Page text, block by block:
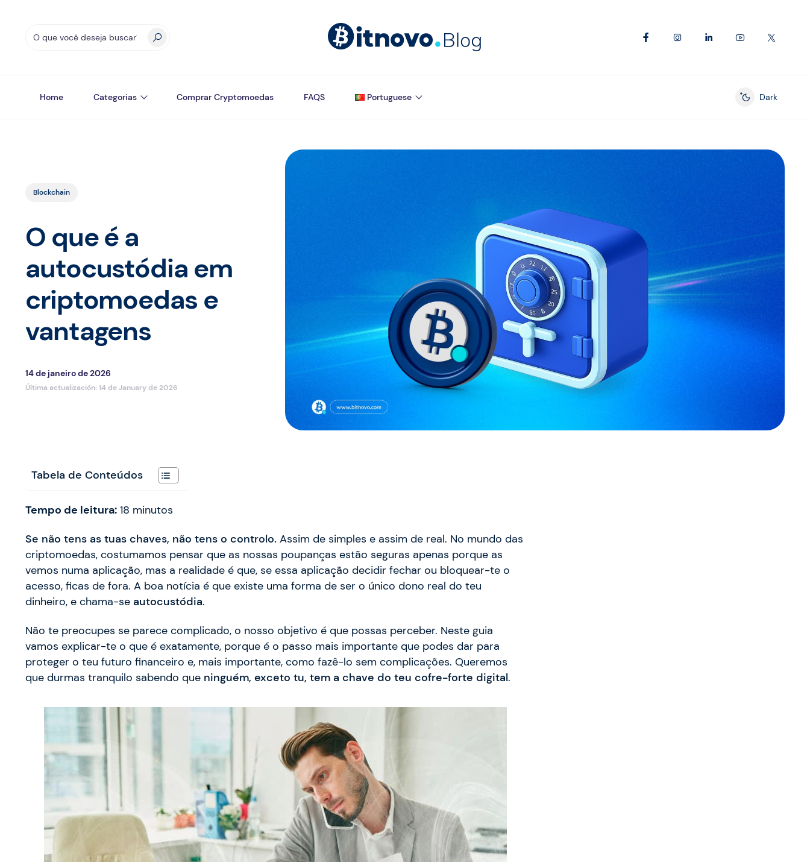
Home Categorias Comprar Cryptomoedas FAQS Portuguese
Enable dark
Dark
Blockchain
O que é a
autocustódia em
criptomoedas e
vantagens
14 de janeiro de 2026
Última actualización: 14 de January de 2026
Tabela de Conteúdos
Tempo de leitura: 18 minutos
Se não tens as tuas chaves, não tens o controlo. Assim de simples e assim de real. No mundo das
criptomoedas, costumamos pensar que as nossas poupanças estão seguras apenas porque as
vemos numa aplicação, mas a realidade é que, se essa aplicação decidir fechar ou bloquear-te o
acesso, ficas de fora. A boa notícia é que existe uma forma de ser o único dono real do teu
dinheiro, e chama-se autocustódia.
Não te preocupes se parece complicado, o nosso objetivo é que possas perceber. Neste guia
vamos explicar-te o que é exatamente, porque é o passo mais importante que podes dar para
proteger o teu futuro financeiro e, mais importante, como fazê-lo sem complicações. Queremos
que durmas tranquilo sabendo que ninguém, exceto tu, tem a chave do teu cofre-forte digital.